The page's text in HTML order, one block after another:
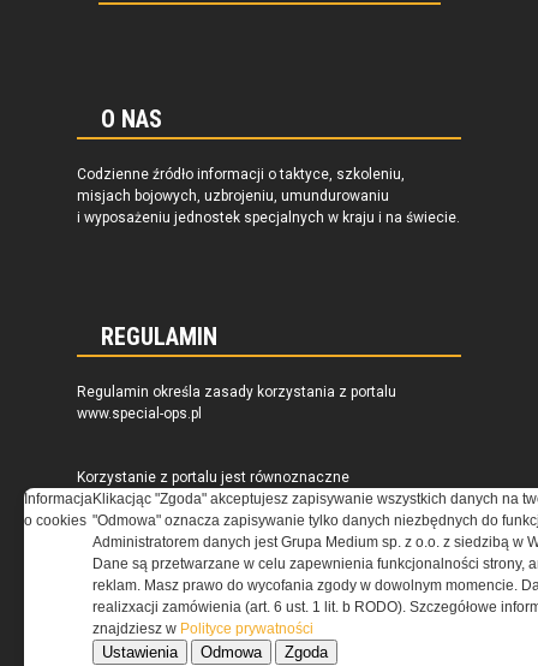
O NAS
Codzienne źródło informacji o taktyce, szkoleniu,
misjach bojowych, uzbrojeniu, umundurowaniu
i wyposażeniu jednostek specjalnych w kraju i na świecie.
REGULAMIN
Regulamin określa zasady korzystania z portalu
www.special-ops.pl
Korzystanie z portalu jest równoznaczne
z zaakceptowaniem warunków ustanowionych
przez Grupa MEDIUM Spółka z ograniczoną
odpowiedzialnością Spółka komandytowa, nr KRS:
0000537655, NIP 1132860378, REGON 146393437
(zwana dalej Grupa MEDIUM) w postaci Regulaminu.
Przeczytaj regulamin
Informacja
o cookies
Klikacjąc "Zgoda" akceptujesz zapisywanie wszystkich danych na
"Odmowa" oznacza zapisywanie tylko danych niezbędnych do
Administratorem danych jest Grupa Medium sp. z o.o. z siedzibą w
Dane są przetwarzane w celu zapewnienia funkcjonalności strony,
reklam. Masz prawo do wycofania zgody w dowolnym momencie.
realizxacji zamówienia (art. 6 ust. 1 lit. b RODO). Szczegółowe
znajdziesz w Polityce prywatności
Ustawienia Odmowa Zgoda